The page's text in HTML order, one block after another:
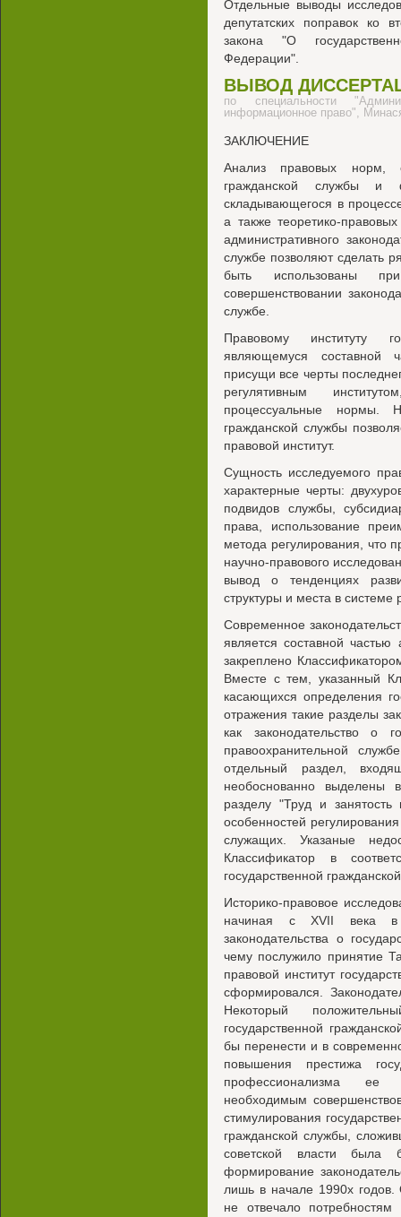
Отдельные выводы
депутатских поправок ко
закона "О
Федерации".
ВЫВОД
по специальности
информационное право",
ЗАКЛЮЧЕНИЕ
Анализ правовых норм,
гражданской службы и
складывающегося в
а также теоретико-
административного
службе позволяют сделать
быть использованы
совершенствовании
службе.
Правовому институту
являющемуся составной
присущи все черты
регулятивным
процессуальные нормы.
гражданской службы
правовой институт.
Сущность исследуемого
характерные черты:
подвидов службы,
права, использование
метода регулирования, что
научно-правового
вывод о тенденциях
структуры и места в системе
Современное
является составной частью
закреплено
Вместе с тем, указанный
касающихся определения
отражения такие разделы
как законодательство о
правоохранительной
отдельный раздел,
необоснованно выделены
разделу "Труд и
особенностей
служащих. Указаные
Классификатор в
государственной
Историко-правовое
начиная с XVII века в
законодательства о
чему послужило принятие
правовой институт
сформировался.
Некоторый
государственной
бы перенести и в
повышения престижа
профессионализма ее
необходимым
стимулирования
гражданской службы,
советской власти была
формирование
лишь в начале 1990х годов.
не отвечало потребностям